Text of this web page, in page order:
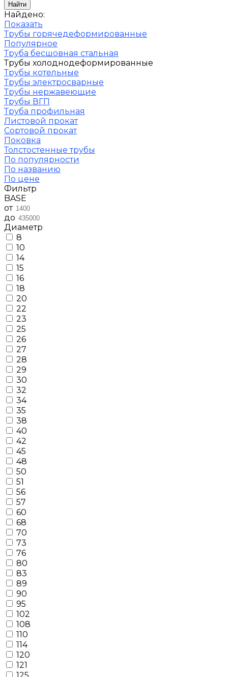
Найти
Найдено:
Показать
Трубы горячедеформированные
Популярное
Труба бесшовная стальная
Трубы холоднодеформированные
Трубы котельные
Трубы электросварные
Трубы нержавеющие
Трубы ВГП
Труба профильная
Листовой прокат
Сортовой прокат
Поковка
Толстостенные трубы
По популярности
По названию
По цене
Фильтр
BASE
от
до
Диаметр
8
10
14
15
16
18
20
22
23
25
26
27
28
29
30
32
34
35
38
40
42
45
48
50
51
56
57
60
68
70
73
76
80
83
89
90
95
102
108
110
114
120
121